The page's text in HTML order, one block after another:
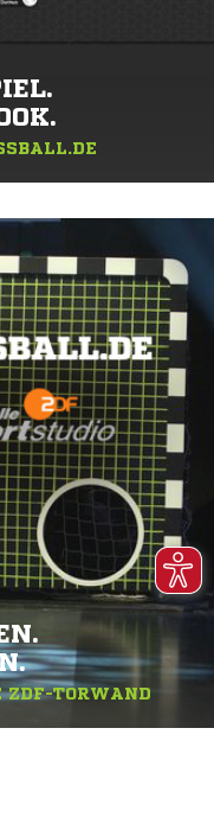
ZDF-TORWAND